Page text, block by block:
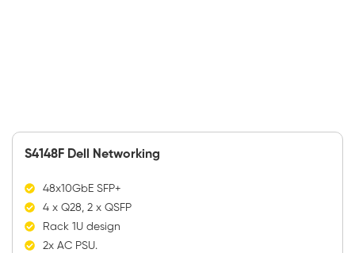
S4148F Dell Networking
48x10GbE SFP+
4 x Q28, 2 x QSFP
Rack 1U design
2x AC PSU.